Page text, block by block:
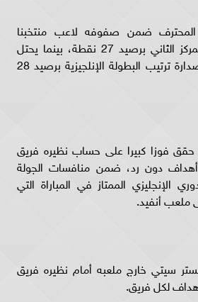
المحترف ضمن صفوفه لاعب منتخبنا
الوطني محمد صلاح المركز الثاني برصيد 27 نقطة، بينما يحتل
فريق مانشستر سيتي صدارة ترتيب البطولة الإنلجيزية برصيد 28
فوزا كبيرا على حساب نظيره فريق
أهداف دون رد، ضمن منافسات الجولة
الإنجليزي الممتاز في المباراة التي
ملعب أنفيد.
سيتي خارج ملعبه أمام نظيره فريق
لكل فريق.